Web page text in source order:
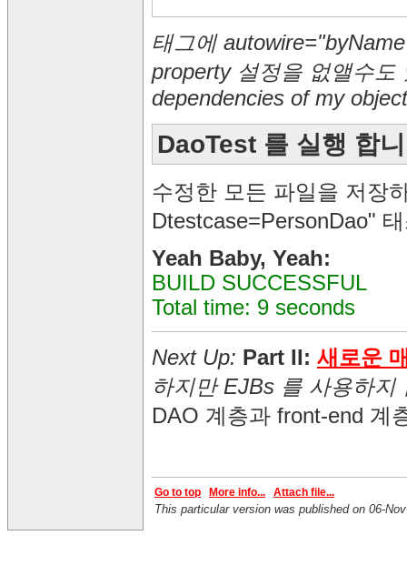
태그에
property 설정을 없앨수도
dependencies of my
DaoTest 를 실행 합
수정한 모든 파일을 저장
Dtestcase=PersonDao"
Yeah Baby, Yeah:
BUILD SUCCESSFUL
Total time: 9 seconds
Next Up: Part II: 새로운
하지만 EJBs 를 사용하지
DAO 계층과 front-end 계
Go to top More info... Attach file...
This particular version was published on 06-